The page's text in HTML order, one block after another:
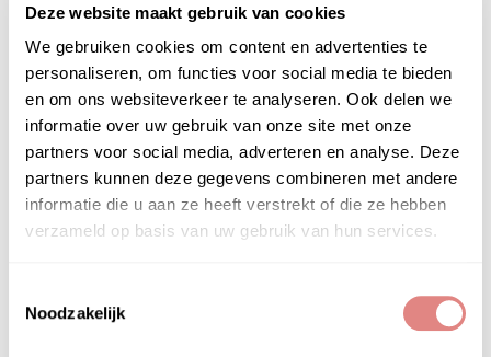
Deze website maakt gebruik van cookies
We gebruiken cookies om content en advertenties te
personaliseren, om functies voor social media te bieden
en om ons websiteverkeer te analyseren. Ook delen we
informatie over uw gebruik van onze site met onze
partners voor social media, adverteren en analyse. Deze
partners kunnen deze gegevens combineren met andere
informatie die u aan ze heeft verstrekt of die ze hebben
verzameld op basis van uw gebruik van hun services.
Noodzakelijk
al jouw vragen, en zij geven je de beste en
eerlijke adviezen!
PRODUCTGEBRUIK
GEBRUIK Pascaud Milky Bath & Shower Oil:
een scheutje aan het badwater toevoegen
en laten vermengen met het water.